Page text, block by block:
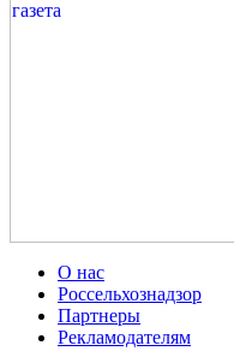
О нас
Россельхознадзор
Партнеры
Рекламодателям